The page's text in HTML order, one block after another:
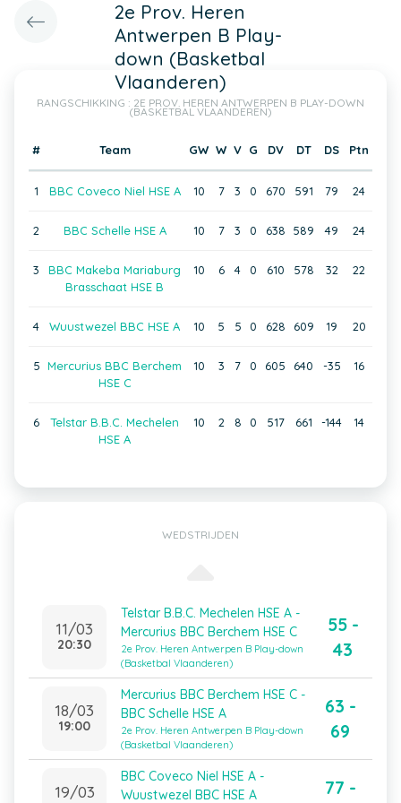
2e Prov. Heren
Antwerpen B Play-
down (Basketbal
Vlaanderen)
RANGSCHIKKING : 2E PROV. HEREN ANTWERPEN B PLAY-DOWN
(BASKETBAL VLAANDEREN)
# Team GW W V G DV DT DS Ptn
1 BBC Coveco Niel HSE A 10 7 3 0 670 591 79 24
2 BBC Schelle HSE A 10 7 3 0 638 589 49 24
3
BBC Makeba Mariaburg
Brasschaat HSE B
10 6 4 0 610 578 32 22
4 Wuustwezel BBC HSE A 10 5 5 0 628 609 19 20
5 Mercurius BBC Berchem
HSE C
10 3 7 0 605 640 -35 16
6
Telstar B.B.C. Mechelen
HSE A
10 2 8 0 517 661 -144 14
WEDSTRIJDEN
11/03
20:30
Telstar B.B.C. Mechelen HSE A -
Mercurius BBC Berchem HSE C
2e Prov. Heren Antwerpen B Play-down
(Basketbal Vlaanderen)
55 -
43
18/03
19:00
Mercurius BBC Berchem HSE C -
BBC Schelle HSE A
2e Prov. Heren Antwerpen B Play-down
(Basketbal Vlaanderen)
63 -
69
19/03
BBC Coveco Niel HSE A -
Wuustwezel BBC HSE A
77 -